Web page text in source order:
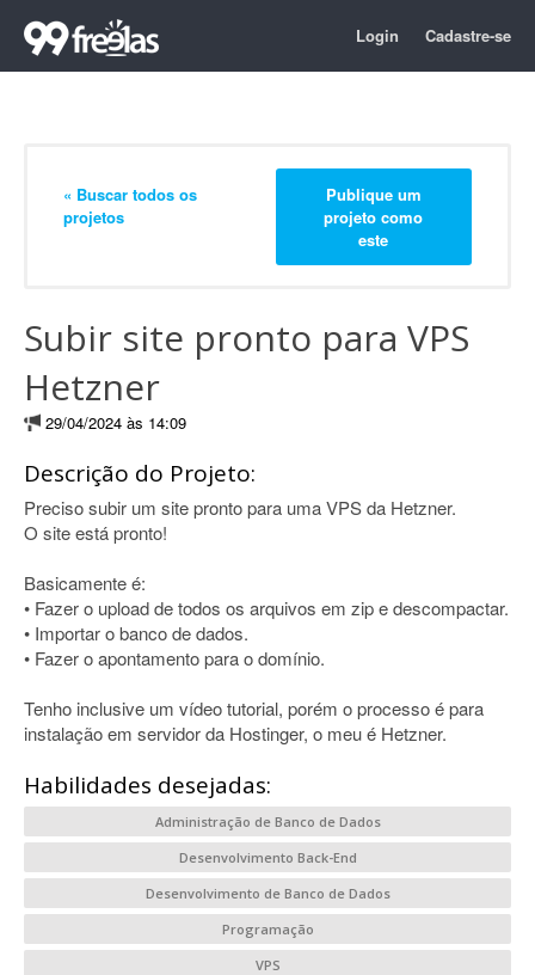
Login Cadastre-se
« Buscar todos os
projetos
Publique um
projeto como
este
Subir site pronto para VPS
Hetzner
29/04/2024 às 14:09
Descrição do Projeto:
Preciso subir um site pronto para uma VPS da Hetzner.
O site está pronto!
Basicamente é:
• Fazer o upload de todos os arquivos em zip e descompactar.
• Importar o banco de dados.
• Fazer o apontamento para o domínio.
Tenho inclusive um vídeo tutorial, porém o processo é para
instalação em servidor da Hostinger, o meu é Hetzner.
Habilidades desejadas:
Administração de Banco de Dados
Desenvolvimento Back-End
Desenvolvimento de Banco de Dados
Programação
VPS